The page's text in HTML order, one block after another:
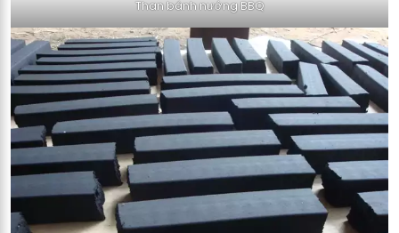
Than bánh nướng BBQ